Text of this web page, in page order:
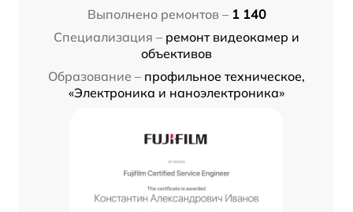
Выполнено ремонтов – 1 140
Специализация – ремонт видеокамер и
объективов
Образование – профильное техническое,
«Электроника и наноэлектроника»